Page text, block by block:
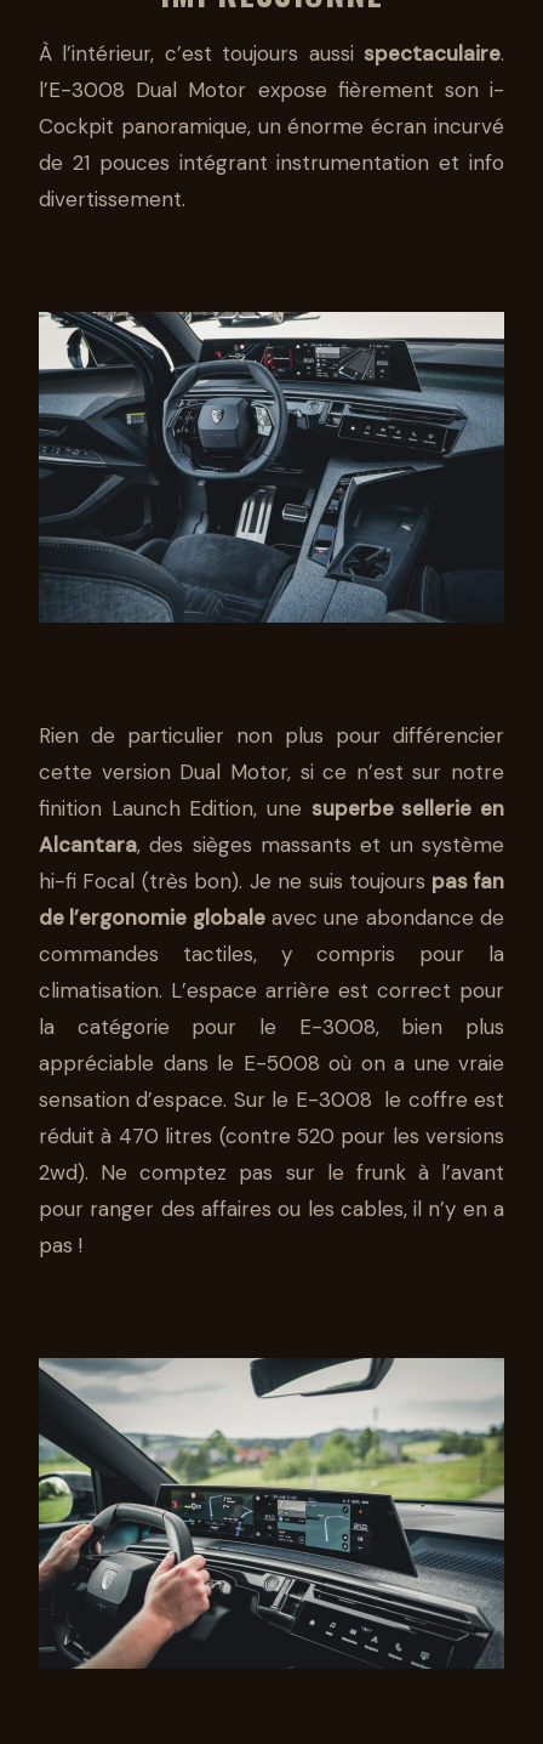
À l’intérieur, c’est toujours aussi spectaculaire.
l’E-3008 Dual Motor expose fièrement son i-
Cockpit panoramique, un énorme écran incurvé
de 21 pouces intégrant instrumentation et info
divertissement.
Rien de particulier non plus pour différencier
cette version Dual Motor, si ce n’est sur notre
finition Launch Edition, une superbe sellerie en
Alcantara, des sièges massants et un système
hi-fi Focal (très bon). Je ne suis toujours pas fan
de l’ergonomie globaleavec une abondance de
commandes tactiles, y compris pour la
climatisation. L’espace arrière est correct pour
la catégorie pour le E-3008, bien plus
appréciable dans le E-5008 où on a une vraie
sensation d’espace. Sur le E-3008 le coffre est
réduit à 470 litres (contre 520 pour les versions
2wd). Ne comptez pas sur le frunk à l’avant
pour ranger des affaires ou les cables, il n’y en a
pas !